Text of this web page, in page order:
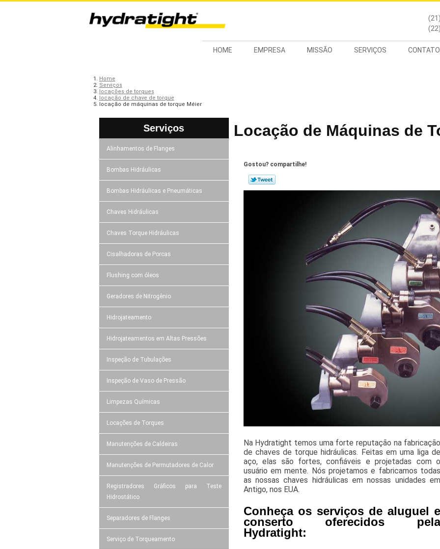
HOME EMPRESA MISSÃO SERVIÇOS CONTATO
(21)
(22)
Home
Serviços
locações de torques
locação de chave de torque
locação de máquinas de torque Méier
Serviços
Alinhamentos de Flanges
Bombas Hidráulicas
Bombas Hidráulicas e Pneumáticas
Chaves Hidráulicas
Chaves Torque Hidráulicas
Cisalhadoras de Porcas
Flushing com óleos
Geradores de Nitrogênio
Hidrojateamento
Hidrojateamentos em Altas Pressões
Inspeção de Tubulações
Inspeção de Vaso de Pressão
Limpezas Químicas
Locações de Torques
Manutenções de Caldeiras
Manutenções de Permutadores de Calor
Registradores Gráficos para Teste
Hidrostático
Separadores de Flanges
Serviço de Torqueamento
Locação de Máquinas de
Gostou? compartilhe!
Na Hydratight temos uma forte reputação na fabricação
de chaves de torque hidráulicas. Feitas em uma liga de
aço, elas são fortes, confiáveis e projetadas com o
usuário em mente. Nós projetamos e fabricamos todas
as nossas chaves hidráulicas em nossas unidades em
Antigo, nos EUA.
Conheça os serviços de aluguel e
conserto oferecidos
Hydratight: